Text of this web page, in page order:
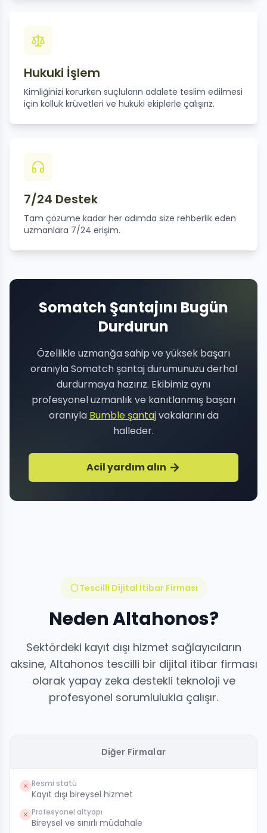
Hukuki İşlem
Kimliğinizi korurken suçluların adalete teslim edilmesi
için kolluk krüvetleri ve hukuki ekiplerle çalışırız.
7/24 Destek
Tam çözüme kadar her adımda size rehberlik eden
uzmanlara 7/24 erişim.
Somatch Şantajını Bugün
Durdurun
Özellikle uzmanğa sahip ve yüksek başarı
oranıyla Somatch şantaj durumunuzu derhal
durdurmaya hazırız. Ekibimiz aynı
profesyonel uzmanlık ve kanıtlanmış başarı
oranıyla Bumble şantajvakalarını da
halleder.
Acil yardım alın
Tescilli Dijital İtibar Firması
Neden Altahonos?
Sektördeki kayıt dışı hizmet sağlayıcıların
aksine, Altahonos tescilli bir dijital itibar firması
olarak yapay zeka destekli teknoloji ve
profesyonel sorumlulukla çalışır.
Diğer Firmalar
Resmi statü
Kayıt dışı bireysel hizmet
Profesyonel altyapı
Bireysel ve sınırlı müdahale